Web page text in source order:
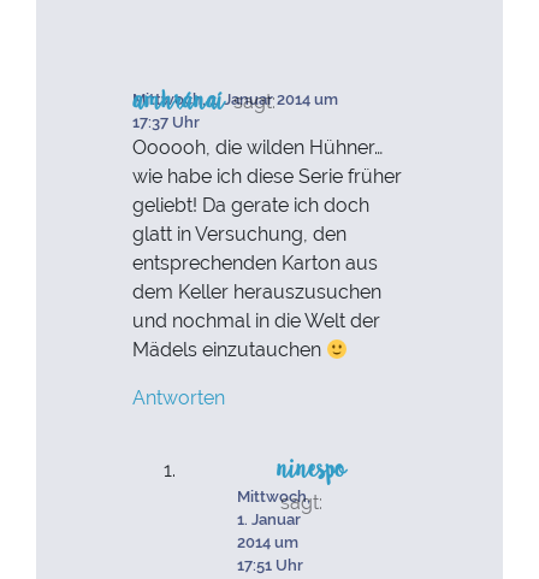
amhránaí sagt:
Mittwoch, 1. Januar 2014 um
17:37 Uhr
Oooooh, die wilden Hühner…
wie habe ich diese Serie früher
geliebt! Da gerate ich doch
glatt in Versuchung, den
entsprechenden Karton aus
dem Keller herauszusuchen
und nochmal in die Welt der
Mädels einzutauchen
Antworten
ninespo
sagt:
Mittwoch,
1. Januar
2014 um
17:51 Uhr